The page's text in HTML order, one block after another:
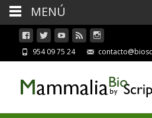
954 09 75 24
MENÚ